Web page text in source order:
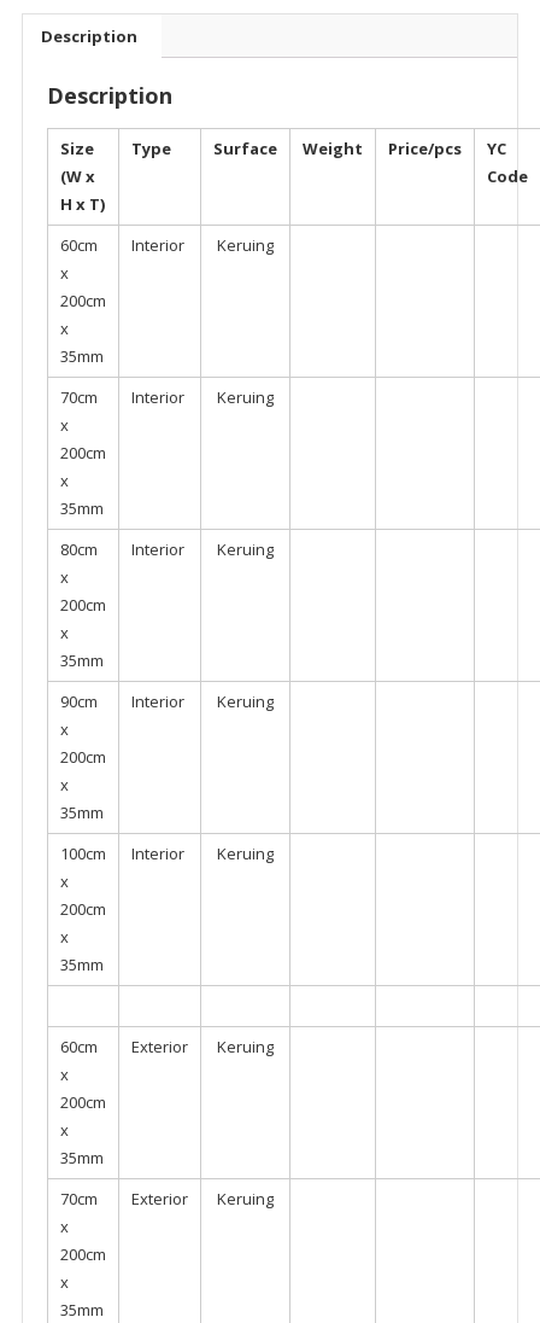
Description
Description
Size
(W x
H x T)
Type Surface Weight Price/pcs
YC
Code
60cm
x
200cm
x
35mm
Interior Keruing
70cm
x
200cm
x
35mm
Interior Keruing
80cm
x
200cm
x
35mm
Interior Keruing
90cm
x
200cm
x
35mm
Interior Keruing
100cm
x
200cm
x
35mm
Interior Keruing
60cm
x
200cm
x
35mm
Exterior Keruing
70cm
x
200cm
x
35mm
Exterior Keruing